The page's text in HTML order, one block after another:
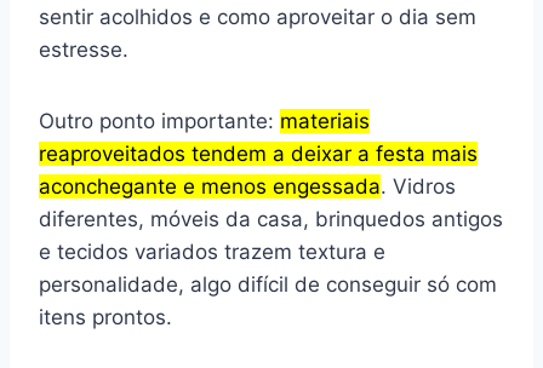
sentir acolhidos e como aproveitar o dia sem
estresse.
Outro ponto importante: materiais
reaproveitados tendem a deixar a festa mais
aconchegante e menos engessada. Vidros
diferentes, móveis da casa, brinquedos antigos
e tecidos variados trazem textura e
personalidade, algo difícil de conseguir só com
itens prontos.